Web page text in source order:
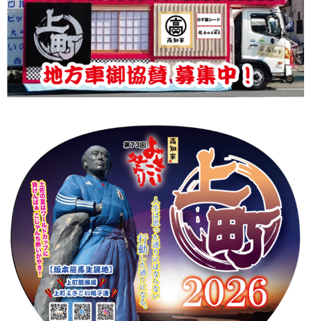
地方車
グッズ
上町Tシャツ
振付
その他
壁紙
お問合せ
スタッフブログ